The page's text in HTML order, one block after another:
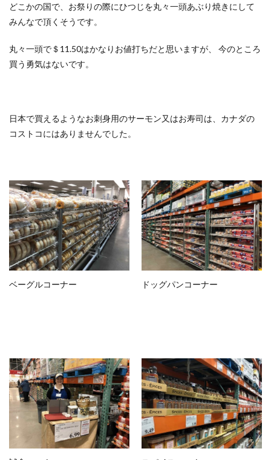
どこかの国で、お祭りの際にひつじを丸々一頭あぶり焼きにして
みんなで頂くそうです。
丸々一頭で＄11.50はかなりお値打ちだと思いますが、 今のところ
買う勇気はないです。
日本で買えるようなお刺身用のサーモン又はお寿司は、カナダの
コストコにはありませんでした。
ベーグルコーナー ドッグパンコーナー